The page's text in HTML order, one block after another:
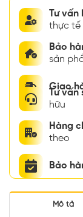
Tư vấn
thực tế
Bảo
sản
Giao
Tư vấn
hữu
Hàng
theo
Bảo
Mô tả